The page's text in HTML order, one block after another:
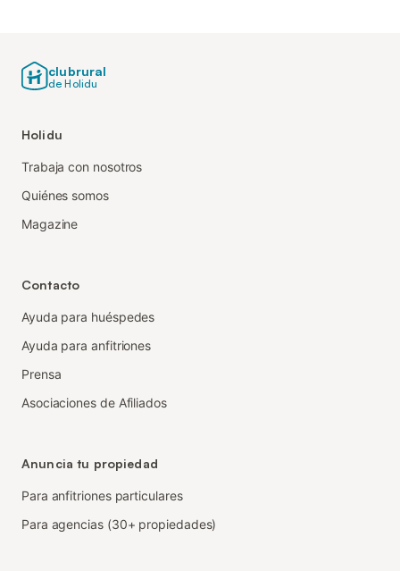
clubrural
de Holidu
Holidu
Trabaja con nosotros
Quiénes somos
Magazine
Contacto
Ayuda para huéspedes
Ayuda para anfitriones
Prensa
Asociaciones de Afiliados
Anuncia tu propiedad
Para anfitriones particulares
Para agencias (30+ propiedades)